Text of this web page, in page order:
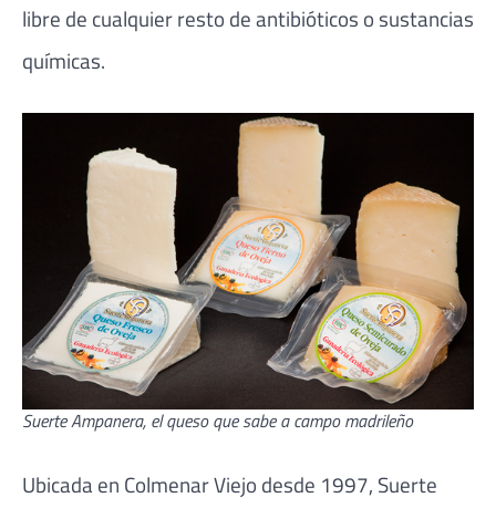
libre de cualquier resto de antibióticos o sustancias
químicas.
Suerte Ampanera, el queso que sabe a campo madrileño
Ubicada en Colmenar Viejo desde 1997, Suerte